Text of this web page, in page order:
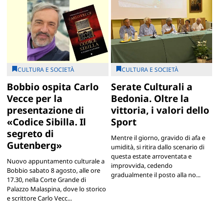
CULTURA E SOCIETÀ
Bobbio ospita Carlo
Vecce per la
presentazione di
«Codice Sibilla. Il
segreto di
Gutenberg»
Nuovo appuntamento culturale a
Bobbio sabato 8 agosto, alle ore
17.30, nella Corte Grande di
Palazzo Malaspina, dove lo storico
e scrittore Carlo Vecc...
CULTURA E SOCIETÀ
Serate Culturali a
Bedonia. Oltre la
vittoria, i valori dello
Sport
Mentre il giorno, gravido di afa e
umidità, si ritira dallo scenario di
questa estate arroventata e
improvvida, cedendo
gradualmente il posto alla no...